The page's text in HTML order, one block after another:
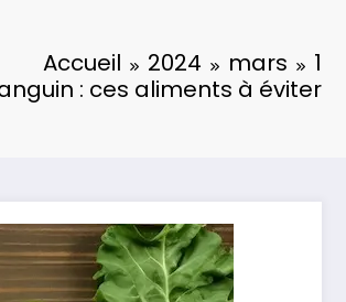
Accueil 2024 mars
1
: ces aliments à éviter